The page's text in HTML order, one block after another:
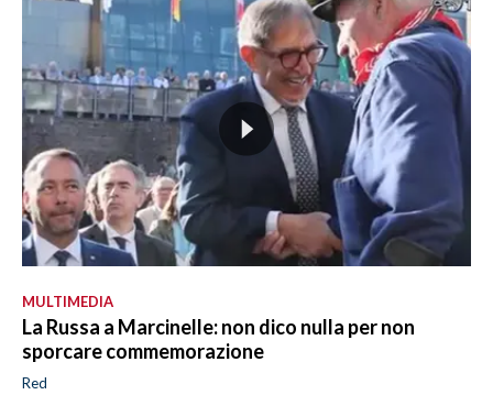
MULTIMEDIA
La Russa a Marcinelle: non dico nulla per non
sporcare commemorazione
Red